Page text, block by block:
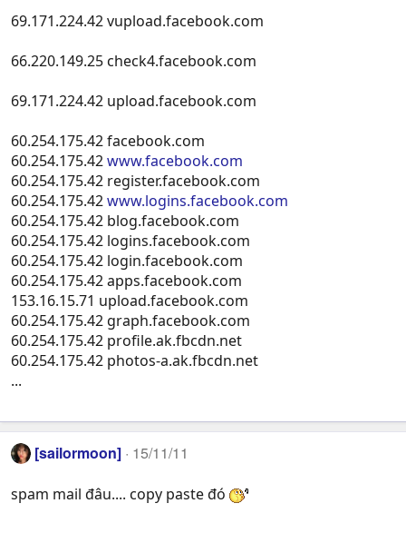
69.171.224.42 vupload.facebook.com
66.220.149.25 check4.facebook.com
69.171.224.42 upload.facebook.com
60.254.175.42 facebook.com
60.254.175.42www.facebook.com
60.254.175.42 register.facebook.com
60.254.175.42www.logins.facebook.com
60.254.175.42 blog.facebook.com
60.254.175.42 logins.facebook.com
60.254.175.42 login.facebook.com
60.254.175.42 apps.facebook.com
153.16.15.71 upload.facebook.com
60.254.175.42 graph.facebook.com
60.254.175.42 profile.ak.fbcdn.net
60.254.175.42 photos-a.ak.fbcdn.net
...
[sailormoon] 15/11/11
spam mail đâu.... copy paste đó